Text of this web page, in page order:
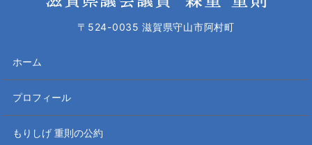
〒524-0035 滋賀県守山市阿村町
ホーム
プロフィール
もりしげ 重則の公約